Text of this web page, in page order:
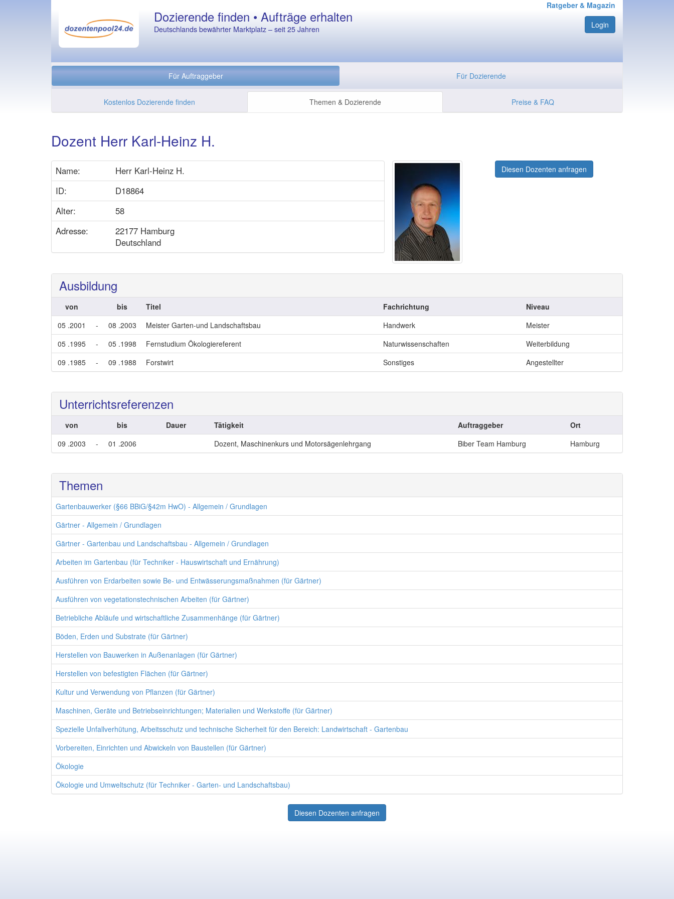
Dozierende finden • Aufträge erhalten
Deutschlands bewährter Marktplatz – seit 25 Jahren
Ratgeber & Magazin
Login
Für Auftraggeber Für Dozierende
Kostenlos Dozierende finden Themen & Dozierende Preise & FAQ
Dozent Herr Karl-Heinz H.
Name:
Herr Karl-Heinz H.
ID:
D18864
Alter:
58
Adresse:
22177 Hamburg
Deutschland
Diesen Dozenten anfragen
Ausbildung
von bis Titel Fachrichtung
Niveau
05 .2001
- 08 .2003 Meister Garten-und Landschaftsbau Handwerk
Meister
05 .1995
- 05 .1998 Fernstudium Ökologiereferent Naturwissenschaften
Weiterbildung
09 .1985
- 09 .1988 Forstwirt Sonstiges Angestellter
Unterrichtsreferenzen
von bis Dauer Tätigkeit Auftraggeber
Ort
09 .2003
- 01 .2006 Dozent, Maschinenkurs und Motorsägenlehrgang Biber Team Hamburg Hamburg
Themen
Gartenbauwerker (§66 BBiG/§42m HwO) - Allgemein / Grundlagen
Gärtner - Allgemein / Grundlagen
Gärtner - Gartenbau und Landschaftsbau - Allgemein / Grundlagen
Arbeiten im Gartenbau (für Techniker - Hauswirtschaft und Ernährung)
Ausführen von Erdarbeiten sowie Be- und Entwässerungsmaßnahmen (für Gärtner)
Ausführen von vegetationstechnischen Arbeiten (für Gärtner)
Betriebliche Abläufe und wirtschaftliche Zusammenhänge (für Gärtner)
Böden, Erden und Substrate (für Gärtner)
Herstellen von Bauwerken in Außenanlagen (für Gärtner)
Herstellen von befestigten Flächen (für Gärtner)
Kultur und Verwendung von Pflanzen (für Gärtner)
Maschinen, Geräte und Betriebseinrichtungen; Materialien und Werkstoffe (für Gärtner)
Spezielle Unfallverhütung, Arbeitsschutz und technische Sicherheit für den Bereich: Landwirtschaft - Gartenbau
Vorbereiten, Einrichten und Abwickeln von Baustellen (für Gärtner)
Ökologie
Ökologie und Umweltschutz (für Techniker - Garten- und Landschaftsbau)
Diesen Dozenten anfragen